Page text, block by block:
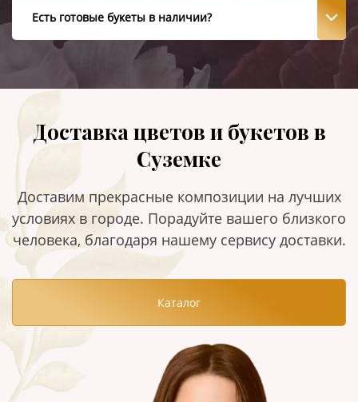
Есть готовые букеты в наличии?
Доставка цветов и букетов в
Суземке
Доставим прекрасные композиции на лучших
условиях в городе. Порадуйте вашего близкого
человека, благодаря нашему сервису доставки.
Каталог